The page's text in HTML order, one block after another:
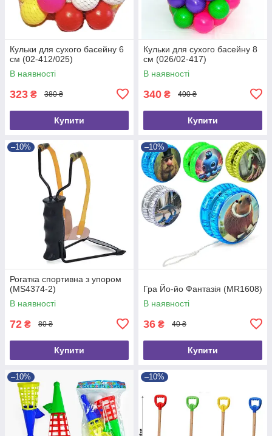
Кульки для сухого басейну 6
см (02-412/025)
В наявності
323 ₴ 380 ₴
Купити
Кульки для сухого басейну 8
см (026/02-417)
В наявності
340 ₴ 400 ₴
Купити
–10%
Рогатка спортивна з упором
(MS4374-2)
В наявності
72 ₴ 80 ₴
Купити
–10%
Гра Йо-йо Фантазія (MR1608)
В наявності
36 ₴ 40 ₴
Купити
–10% –10%